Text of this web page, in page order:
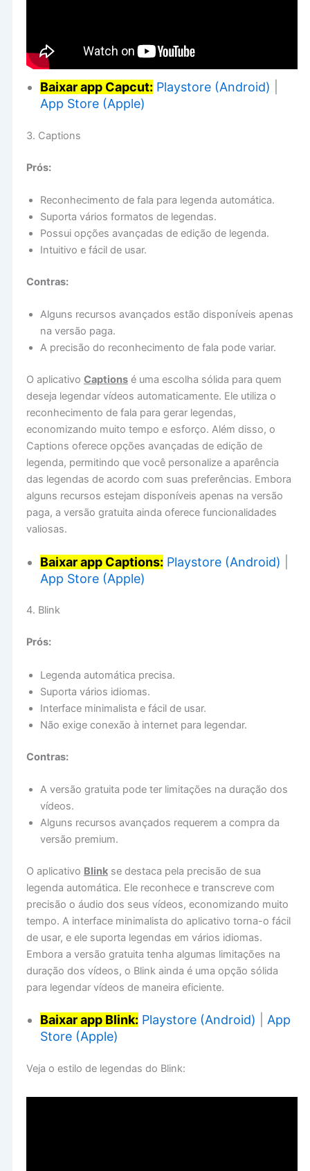
Baixar app Capcut: Playstore (Android)
App Store (Apple)
3. Captions
Prós:
Reconhecimento de fala para legenda automática.
Suporta vários formatos de legendas.
Possui opções avançadas de edição de legenda.
Intuitivo e fácil de usar.
Contras:
Alguns recursos avançados estão disponíveis apenas
na versão paga.
A precisão do reconhecimento de fala pode variar.
O aplicativo Captionsé uma escolha sólida para quem
deseja legendar vídeos automaticamente. Ele utiliza o
reconhecimento de fala para gerar legendas,
economizando muito tempo e esforço. Além disso, o
Captions oferece opções avançadas de edição de
legenda, permitindo que você personalize a aparência
das legendas de acordo com suas preferências. Embora
alguns recursos estejam disponíveis apenas na versão
paga, a versão gratuita ainda oferece funcionalidades
valiosas.
Baixar app Captions: Playstore (Android)
App Store (Apple)
4. Blink
Prós:
Legenda automática precisa.
Suporta vários idiomas.
Interface minimalista e fácil de usar.
Não exige conexão à internet para legendar.
Contras:
A versão gratuita pode ter limitações na duração dos
vídeos.
Alguns recursos avançados requerem a compra da
versão premium.
O aplicativo Blinkse destaca pela precisão de sua
legenda automática. Ele reconhece e transcreve com
precisão o áudio dos seus vídeos, economizando muito
tempo. A interface minimalista do aplicativo torna-o fácil
de usar, e ele suporta legendas em vários idiomas.
Embora a versão gratuita tenha algumas limitações na
duração dos vídeos, o Blink ainda é uma opção sólida
para legendar vídeos de maneira eficiente.
Baixar app Blink: Playstore (Android)
App
Store (Apple)
Veja o estilo de legendas do Blink: